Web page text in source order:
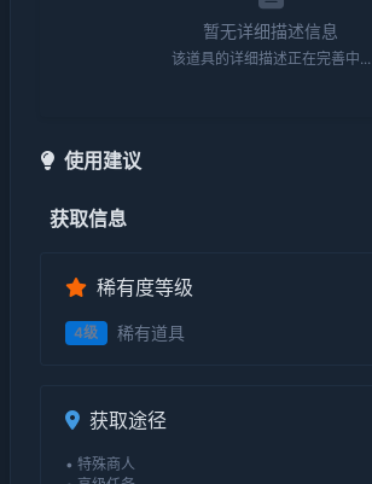
暂无详细描述信息
该道具的详细描述正在完善中...
使用建议
获取信息
稀有度等级
4级 稀有道具
获取途径
• 特殊商人